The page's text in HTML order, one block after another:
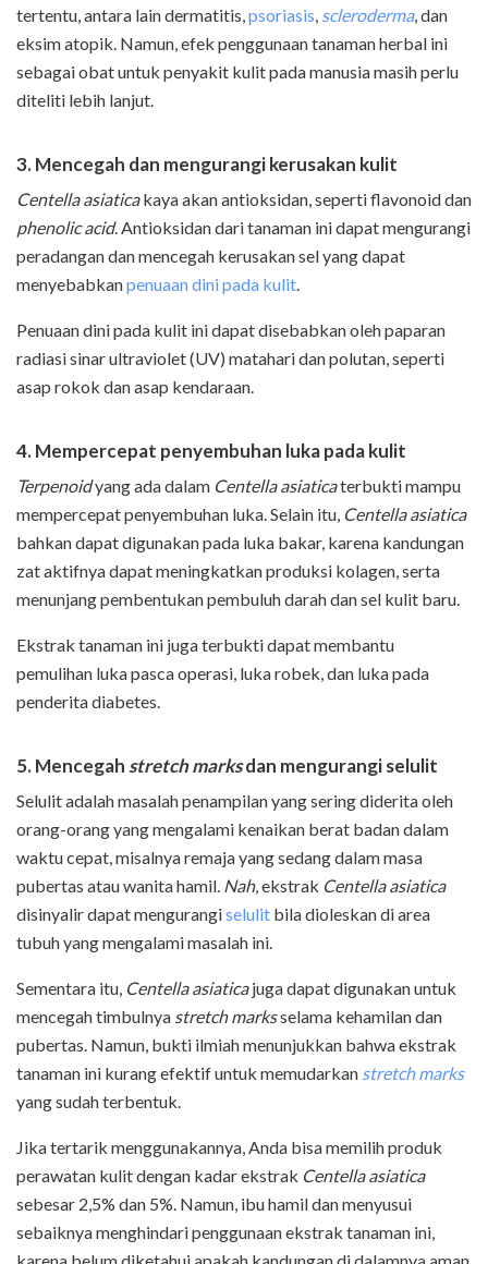
tertentu, antara lain dermatitis,psoriasis, scleroderma, dan
eksim atopik. Namun, efek penggunaan tanaman herbal ini
sebagai obat untuk penyakit kulit pada manusia masih perlu
diteliti lebih lanjut.
3. Mencegah dan mengurangi kerusakan kulit
Centella asiaticakaya akan antioksidan, seperti flavonoid dan
phenolic acid. Antioksidan dari tanaman ini dapat mengurangi
peradangan dan mencegah kerusakan sel yang dapat
menyebabkanpenuaan dini pada kulit.
Penuaan dini pada kulit ini dapat disebabkan oleh paparan
radiasi sinar ultraviolet (UV) matahari dan polutan, seperti
asap rokok dan asap kendaraan.
4. Mempercepat penyembuhan luka pada kulit
Terpenoidyang ada dalam Centella asiaticaterbukti mampu
mempercepat penyembuhan luka. Selain itu, Centella asiatica
bahkan dapat digunakan pada luka bakar, karena kandungan
zat aktifnya dapat meningkatkan produksi kolagen, serta
menunjang pembentukan pembuluh darah dan sel kulit baru.
Ekstrak tanaman ini juga terbukti dapat membantu
pemulihan luka pasca operasi, luka robek, dan luka pada
penderita diabetes.
5. Mencegah stretch marksdan mengurangi selulit
Selulit adalah masalah penampilan yang sering diderita oleh
orang-orang yang mengalami kenaikan berat badan dalam
waktu cepat, misalnya remaja yang sedang dalam masa
pubertas atau wanita hamil. Nah, ekstrak Centella asiatica
disinyalir dapat mengurangiselulit bila dioleskan di area
tubuh yang mengalami masalah ini.
Sementara itu, Centella asiaticajuga dapat digunakan untuk
mencegah timbulnya stretch marksselama kehamilan dan
pubertas. Namun, bukti ilmiah menunjukkan bahwa ekstrak
tanaman ini kurang efektif untuk memudarkan stretch marks
yang sudah terbentuk.
Jika tertarik menggunakannya, Anda bisa memilih produk
perawatan kulit dengan kadar ekstrak Centella asiatica
sebesar 2,5% dan 5%. Namun, ibu hamil dan menyusui
sebaiknya menghindari penggunaan ekstrak tanaman ini,